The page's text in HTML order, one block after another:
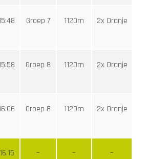
Groep 7 1120m 2x Oranje
Groep 8 1120m 2x Oranje
Groep 8 1120m 2x Oranje
16:15 – – –